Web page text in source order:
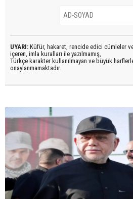
UYARI: Küfür, hakaret, rencide edici cümleler
içeren, imla kuralları ile yazılmamış,
Türkçe karakter kullanılmayan ve büyük
onaylanmamaktadır.